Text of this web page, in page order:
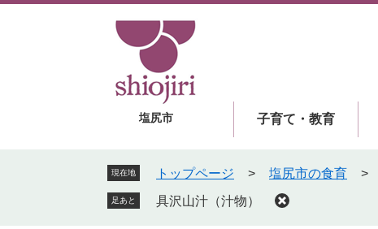
塩尻市 子育て・教育
現在地 トップページ > 塩尻市の食育 >
足あと 具沢山汁（汁物）